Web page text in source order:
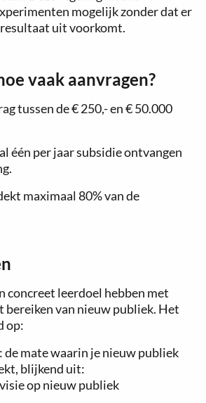
mogelijk zonder dat er
uit voorkomt.
vaak aanvragen?
tussen de € 250,- en € 50.000
één per jaar subsidie ontvangen
maximaal 80% van de
concreet leerdoel hebben met
van nieuw publiek. Het
op:
mate waarin je nieuw publiek
blijkend uit:
op nieuw publiek